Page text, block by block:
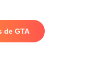
de GTA